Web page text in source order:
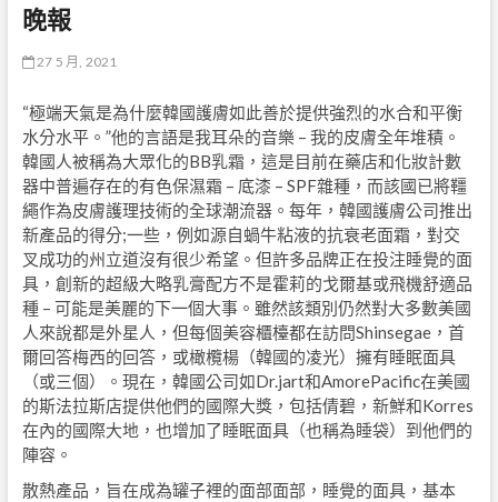
晚報
27 5 月, 2021
“極端天氣是為什麼韓國護膚如此善於提供強烈的水合和平衡
水分水平。”他的言語是我耳朵的音樂 – 我的皮膚全年堆積。
韓國人被稱為大眾化的BB乳霜，這是目前在藥店和化妝計數
器中普遍存在的有色保濕霜 – 底漆 – SPF雜種，而該國已將韁
繩作為皮膚護理技術的全球潮流器。每年，韓國護膚公司推出
新產品的得分;一些，例如源自蝸牛粘液的抗衰老面霜，對交
叉成功的州立道沒有很少希望。但許多品牌正在投注睡覺的面
具，創新的超級大略乳膏配方不是霍莉的戈爾基或飛機舒適品
種 – 可能是美麗的下一個大事。雖然該類別仍然對大多數美國
人來說都是外星人，但每個美容櫃檯都在訪問Shinsegae，首
爾回答梅西的回答，或橄欖楊（韓國的凌光）擁有睡眠面具
（或三個）。現在，韓國​​公司如Dr.jart和AmorePacific在美國
的斯法拉斯店提供他們的國際大獎，包括倩碧，新鮮和Korres
在內的國際大地，也增加了睡眠面具（也稱為睡袋）到他們的
陣容。
散熱產品，旨在成為罐子裡的面部面部，睡覺的面具，基本